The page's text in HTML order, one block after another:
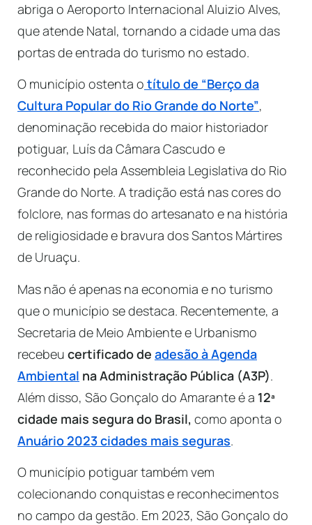
abriga o Aeroporto Internacional Aluizio Alves,
que atende Natal, tornando a cidade uma das
portas de entrada do turismo no estado.
O município ostenta o título de “Berço da
Cultura Popular do Rio Grande do Norte”,
denominação recebida do maior historiador
potiguar, Luís da Câmara Cascudo e
reconhecido pela Assembleia Legislativa do Rio
Grande do Norte. A tradição está nas cores do
folclore, nas formas do artesanato e na história
de religiosidade e bravura dos Santos Mártires
de Uruaçu.
Mas não é apenas na economia e no turismo
que o município se destaca. Recentemente, a
Secretaria de Meio Ambiente e Urbanismo
recebeu certificado de adesão à Agenda
Ambiental na Administração Pública (A3P).
Além disso, São Gonçalo do Amarante é a 12ª
cidade mais segura do Brasil, como aponta o
Anuário 2023 cidades mais seguras.
O município potiguar também vem
colecionando conquistas e reconhecimentos
no campo da gestão. Em 2023, São Gonçalo do